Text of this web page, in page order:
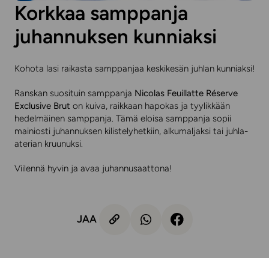
Korkkaa samppanja
juhannuksen kunniaksi
Kohota lasi raikasta samppanjaa keskikesän juhlan kunniaksi!
Ranskan suosituin samppanja Nicolas Feuillatte Réserve
Exclusive Brut on kuiva, raikkaan hapokas ja tyylikkään
hedelmäinen samppanja. Tämä eloisa samppanja sopii
mainiosti juhannuksen kilistelyhetkiin, alkumaljaksi tai juhla-
aterian kruunuksi.
Viilennä hyvin ja avaa juhannusaattona!
JAA